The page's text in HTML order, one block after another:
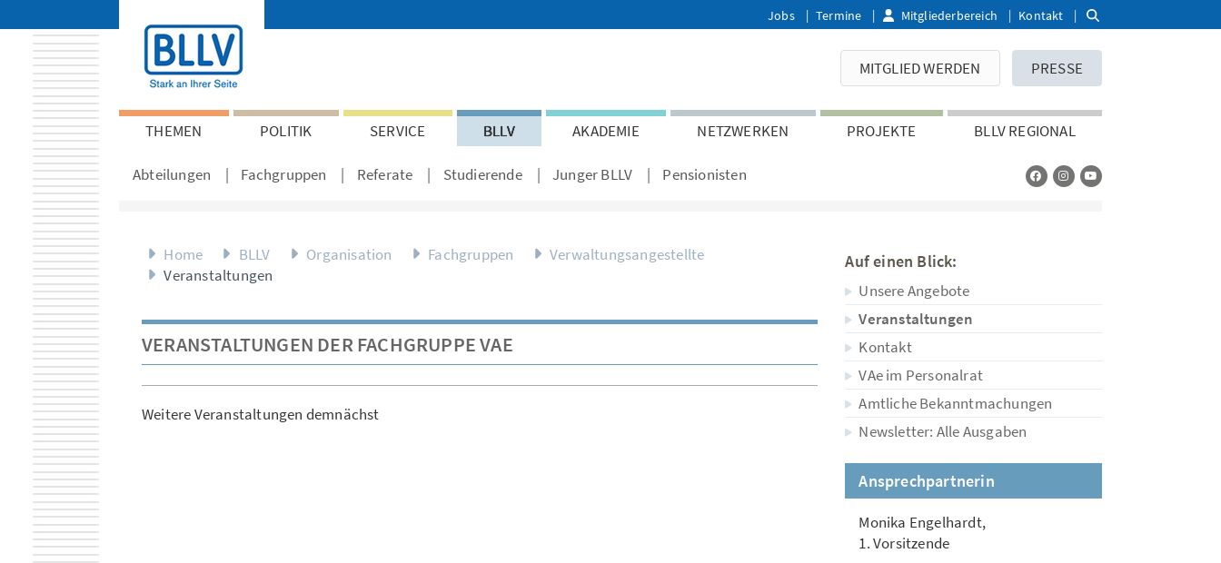
Jobs Termine Mitgliederbereich Kontakt
MITGLIED WERDEN PRESSE
THEMEN POLITIK SERVICE BLLV AKADEMIE NETZWERKEN PROJEKTE BLLV REGIONAL
Abteilungen Fachgruppen Referate Studierende Junger BLLV Pensionisten
Home BLLV Organisation Fachgruppen
Verwaltungsangestellte
Veranstaltungen
VERANSTALTUNGEN DER FACHGRUPPE VAE
Weitere Veranstaltungen demnächst
Auf einen Blick:
Unsere Angebote
Veranstaltungen
Kontakt
VAe im Personalrat
Amtliche Bekanntmachungen
Newsletter: Alle Ausgaben
Ansprechpartnerin
Monika Engelhardt,
1. Vorsitzende